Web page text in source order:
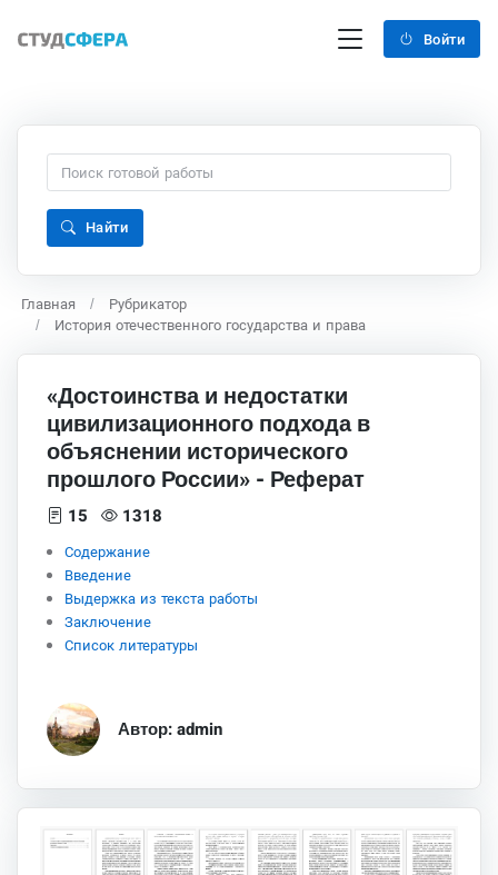
Войти
Найти
Главная
Рубрикатор
История отечественного государства и права
«Достоинства и недостатки
цивилизационного подхода в
объяснении исторического
прошлого России» - Реферат
15 1318
Содержание
Введение
Выдержка из текста работы
Заключение
Список литературы
Автор: admin